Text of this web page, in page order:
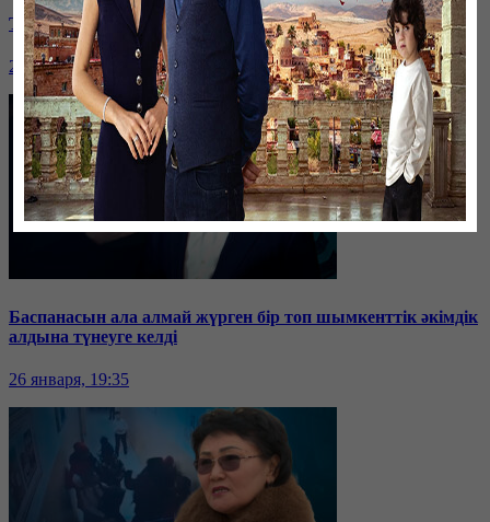
Таразда ТЭЦ қызметкерлері жалақы көтеруді талап етті
26 января, 19:36
Баспанасын ала алмай жүрген бір топ шымкенттік әкімдік
алдына түнеуге келді
26 января, 19:35